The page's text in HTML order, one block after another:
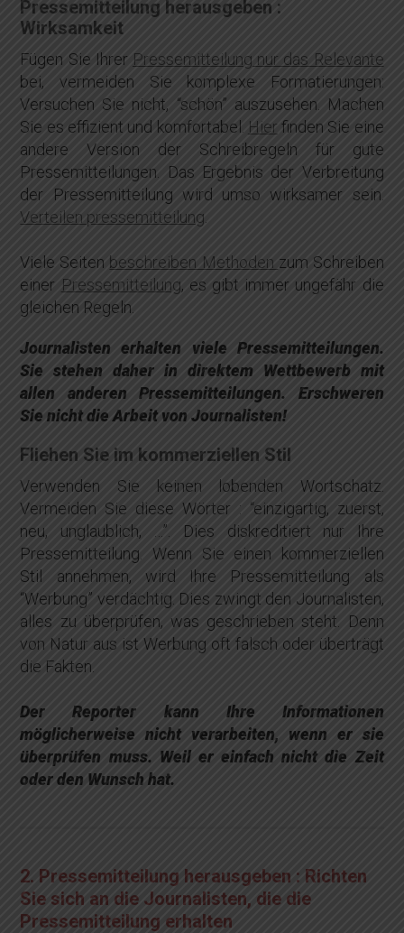
Pressemitteilung herausgeben :
Wirksamkeit
Fügen Sie Ihrer Pressemitteilung nur das Relevante
bei, vermeiden Sie komplexe Formatierungen:
Versuchen Sie nicht, “schön” auszusehen. Machen
Sie es effizient und komfortabel.
Hier finden Sie eine
andere Version der Schreibregeln für gute
Pressemitteilungen. Das Ergebnis der Verbreitung
der Pressemitteilung wird umso wirksamer sein.
Verteilen pressemitteilung
Viele Seiten beschreiben Methoden zum Schreiben
einer Pressemitteilung, es gibt immer ungefähr die
gleichen Regeln.
Journalisten erhalten viele Pressemitteilungen.
Sie stehen daher in direktem Wettbewerb mit
allen anderen Pressemitteilungen. Erschweren
Sie nicht die Arbeit von Journalisten!
Fliehen Sie im kommerziellen Stil
Verwenden Sie keinen lobenden Wortschatz.
Vermeiden Sie diese Wörter : “einzigartig, zuerst,
neu, unglaublich, …”. Dies diskreditiert nur Ihre
Pressemitteilung. Wenn Sie einen kommerziellen
Stil annehmen, wird Ihre Pressemitteilung als
“Werbung” verdächtig. Dies zwingt den Journalisten,
alles zu überprüfen, was geschrieben steht. Denn
von Natur aus ist Werbung oft falsch oder überträgt
die Fakten.
Der Reporter kann Ihre Informationen
möglicherweise nicht verarbeiten, wenn er sie
überprüfen muss. Weil er einfach nicht die Zeit
oder den Wunsch hat.
2. Pressemitteilung herausgeben : Richten
Sie sich an die Journalisten, die die
Pressemitteilung erhalten